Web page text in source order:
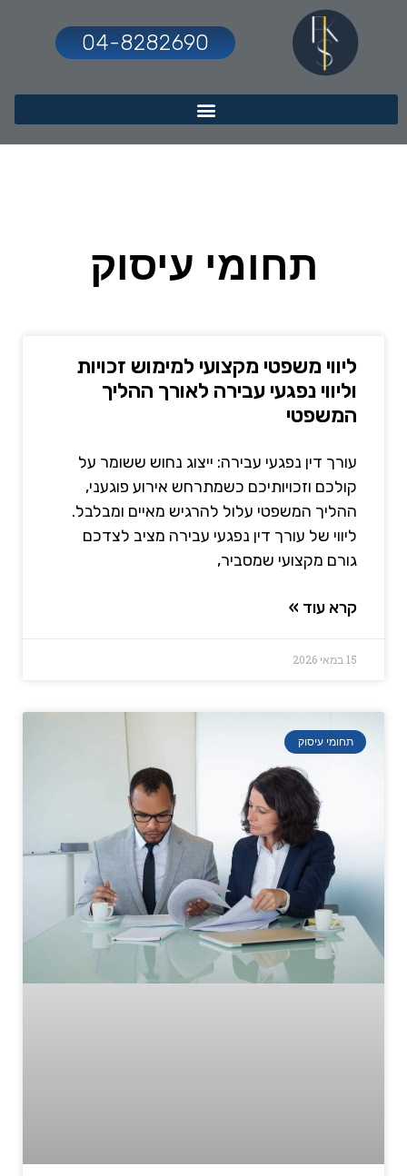
04-8282690
תחומי עיסוק
ליווי משפטי מקצועי למימוש זכויות
וליווי נפגעי עבירה לאורך ההליך
המשפטי
עורך דין נפגעי עבירה: ייצוג נחוש ששומר על
קולכם וזכויותיכם כשמתרחש אירוע פוגעני,
ההליך המשפטי עלול להרגיש מאיים ומבלבל.
ליווי של עורך דין נפגעי עבירה מציב לצדכם
גורם מקצועי שמסביר,
קרא עוד »
15 במאי 2026
תחומי עיסוק